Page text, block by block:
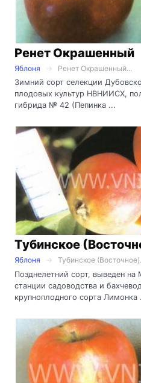
Ренет Окрашенный
Яблоня
Ренет Окрашенный...
Зимний сорт селекции
плодовых культур НВНИИСХ,
гибрида № 42 (Пепинка ...
Тубинское
Яблоня
Тубинское
Позднелетний сорт, выведен
станции садоводства и
крупноплодного сорта Лимонка